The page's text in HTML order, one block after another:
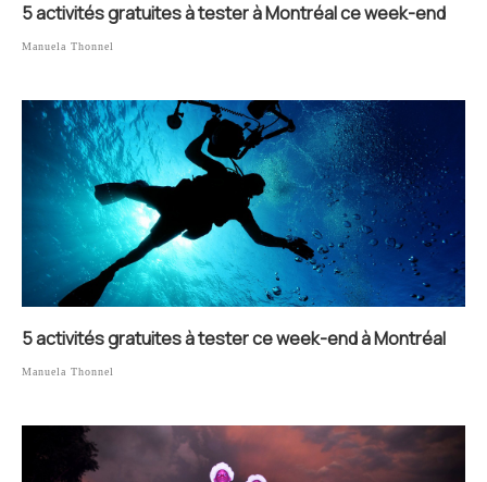
5 activités gratuites à tester à Montréal ce week-end
Manuela Thonnel
5 activités gratuites à tester ce week-end à Montréal
Manuela Thonnel